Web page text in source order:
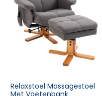
Relaxstoel Massagestoel